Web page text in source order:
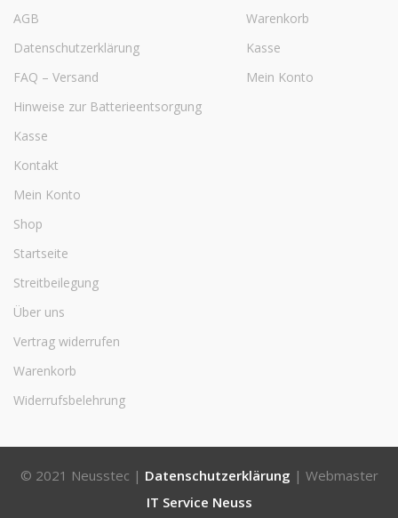
AGB
Datenschutzerklärung
FAQ – Versand
Hinweise zur Batterieentsorgung
Kasse
Kontakt
Mein Konto
Shop
Startseite
Streitbeilegung
Über uns
Vertrag widerrufen
Warenkorb
Widerrufsbelehrung
Warenkorb
Kasse
Mein Konto
© 2021 Neusstec | Datenschutzerklärung | Webmaster
IT Service Neuss